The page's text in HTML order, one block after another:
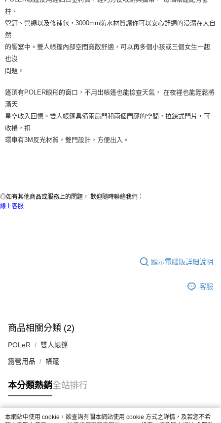
柱、
營釘、營繩以及修補包，3000mm防水材質讓你可以安心舒適的浸溺在大自
然
的饗宴中。雙人帳篷內部空間寬敞舒適，可以再多個小孩或三個女生一起
也沒
問題。
篷頂有POLER眼形的窗口，不用出帳篷也能檢查天氣， 在夜裡也能輕鬆將
滿天
星空收入回憶。雙人帳篷具備兩扇門和兩個門廊的空間，拉鍊式門片，可
收捲，扣
環車有3M反光材質，雙門設計，方便出入。
◎如有其他商品或服務上的問題， 歡迎隨時聯絡我們：
線上客服
顯示電腦版詳細說明
客服
商品相關分類 (2)
POLeR 雙人帳篷
露營用品 帳篷
本分類熱銷全站排行
本網站中使用 cookie，欲查詢有關本網站使用 cookie 方式之詳情，及若您不希